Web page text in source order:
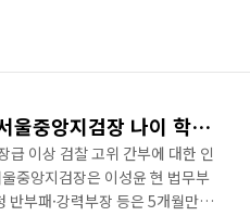
델을 구축했다는 평가를 받았
단절 여성들의 롤모델이 될 만한
이성윤 검사 등 검찰인사 32명 추미애 장관발표 서울중앙지검장 나이 학력 프로필 이력
이상 검찰 고위 간부에 대한 인
중앙지검장은 이성윤 현 법무부
반부패·강력부장 등은 5개월만에